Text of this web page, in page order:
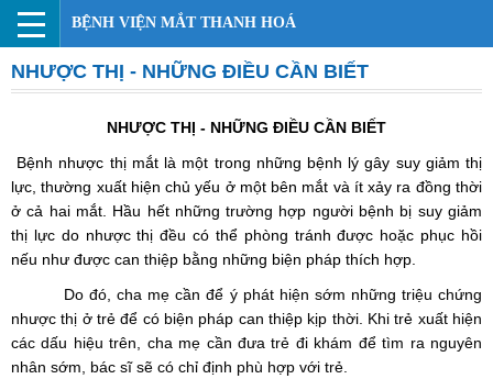
BỆNH VIỆN MẮT THANH HOÁ
NHƯỢC THỊ - NHỮNG ĐIỀU CẦN BIẾT
NHƯỢC THỊ - NHỮNG ĐIỀU CẦN BIẾT
Bệnh nhược thị mắt là một trong những bệnh lý gây suy giảm thị
lực ,thường xuất hiện chủ yếu ở một bên mắt và ít xảy ra đồng thời
ở cả hai mắt. Hầu hết những trường hợp người bệnh bị suy giảm
thị lực do nhược thị đều có thể phòng tránh được hoặc phục hồi
nếu như được can thiệp bằng những biện pháp thích hợp
Do đó, cha mẹ cần để ý phát hiện sớm những triệu chứng
nhược thị ở trẻ để có biện pháp can thiệp kịp thời. Khi trẻ xuất hiện
các dấu hiệu trên, cha mẹ cần đưa trẻ đi khám để tìm ra nguyên
nhân sớm, bác sĩ sẽ có chỉ định phù hợp với trẻ.